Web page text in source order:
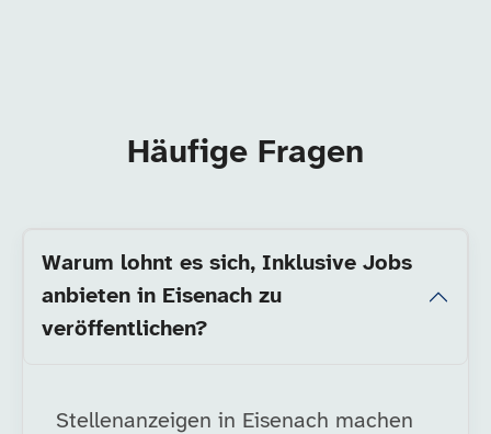
Häufige Fragen
Warum lohnt es sich, Inklusive Jobs
anbieten in Eisenach zu
veröffentlichen?
Stellenanzeigen in Eisenach machen